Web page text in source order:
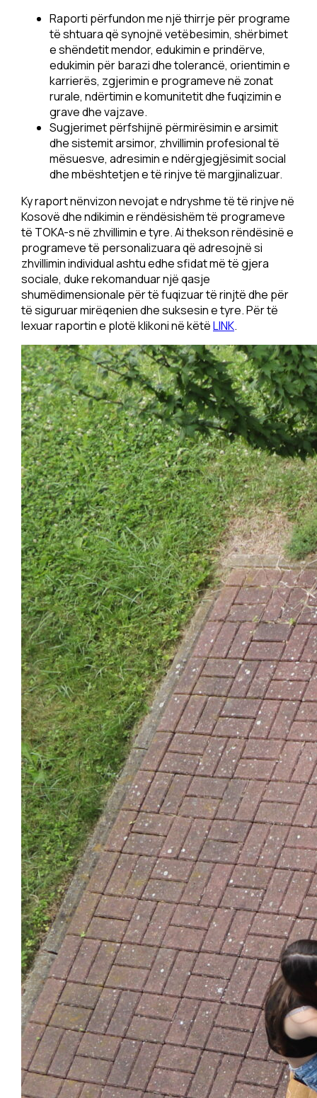
Raporti përfundon me një thirrje për programe
të shtuara që synojnë vetëbesimin, shërbimet
e shëndetit mendor, edukimin e prindërve,
edukimin për barazi dhe tolerancë, orientimin e
karrierës, zgjerimin e programeve në zonat
rurale, ndërtimin e komunitetit dhe fuqizimin e
grave dhe vajzave.
Sugjerimet përfshijnë përmirësimin e arsimit
dhe sistemit arsimor, zhvillimin profesional të
mësuesve, adresimin e ndërgjegjësimit social
dhe mbështetjen e të rinjve të margjinalizuar.
Ky raport nënvizon nevojat e ndryshme të të rinjve në
Kosovë dhe ndikimin e rëndësishëm të programeve
të TOKA-s në zhvillimin e tyre. Ai thekson rëndësinë e
programeve të personalizuara që adresojnë si
zhvillimin individual ashtu edhe sfidat më të gjera
sociale, duke rekomanduar një qasje
shumëdimensionale për të fuqizuar të rinjtë dhe për
të siguruar mirëqenien dhe suksesin e tyre. Për të
lexuar raportin e plotë klikoni në këtëLINK.